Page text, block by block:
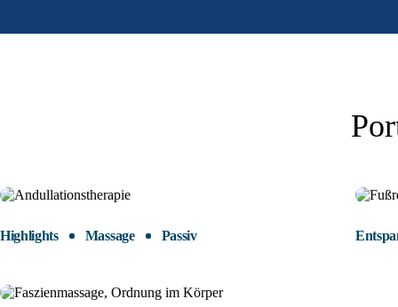
Highlights Massage Passiv